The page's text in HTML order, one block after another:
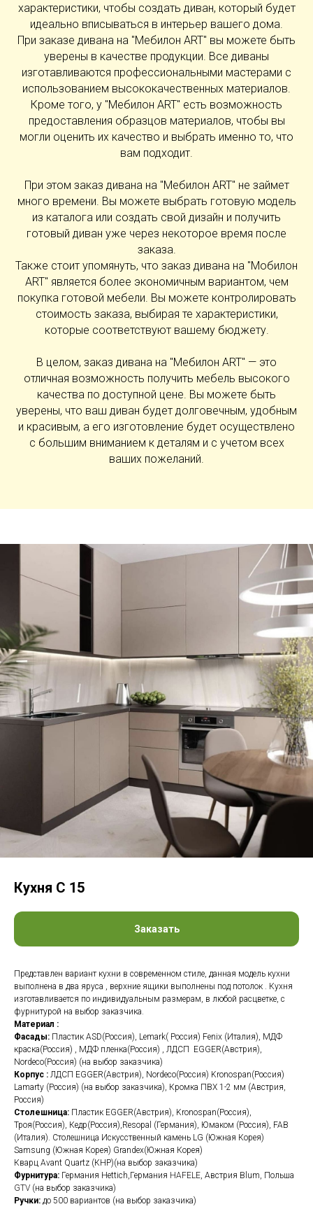
характеристики, чтобы создать диван, который будет
идеально вписываться в интерьер вашего дома.
При заказе дивана на "Мебилон ART" вы можете быть
уверены в качестве продукции. Все диваны
изготавливаются профессиональными мастерами с
использованием высококачественных материалов.
Кроме того, у "Мебилон ART" есть возможность
предоставления образцов материалов, чтобы вы
могли оценить их качество и выбрать именно то, что
вам подходит.
При этом заказ дивана на "Мебилон ART" не займет
много времени. Вы можете выбрать готовую модель
из каталога или создать свой дизайн и получить
готовый диван уже через некоторое время после
заказа.
Также стоит упомянуть, что заказ дивана на "Мобилон
ART" является более экономичным вариантом, чем
покупка готовой мебели. Вы можете контролировать
стоимость заказа, выбирая те характеристики,
которые соответствуют вашему бюджету.
В целом, заказ дивана на "Мебилон ART" — это
отличная возможность получить мебель высокого
качества по доступной цене. Вы можете быть
уверены, что ваш диван будет долговечным, удобным
и красивым, а его изготовление будет осуществлено
с большим вниманием к деталям и с учетом всех
ваших пожеланий.
Кухня С 15
Заказать
Представлен вариант кухни в современном стиле, данная модель кухни
выполнена в два яруса , верхние ящики выполнены под потолок . Кухня
изготавливается по индивидуальным размерам, в любой расцветке, с
фурнитурой на выбор заказчика.
Материал :
Фасады: Пластик ASD(Россия), Lemark( Россия) Fenix (Италия), МДФ
краска(Россия) , МДФ пленка(Россия) , ЛДСП EGGER(Австрия),
Nordeco(Россия) (на выбор заказчика)
Корпус : ЛДСП EGGER(Австрия), Nordeco(Россия) Kronospan(Россия)
Lamarty (Россия) (на выбор заказчика), Кромка ПВХ 1-2 мм (Австрия,
Россия)
Столешница: Пластик EGGER(Австрия), Kronospan(Россия),
Троя(Россия), Кедр(Россия),Resopal (Германия), Юмаком (Россия), FAB
(Италия). Столешница Искусственный камень LG (Южная Корея)
Samsung (Южная Корея) Grandex(Южная Корея)
Кварц Avant Quartz (КНР)(на выбор заказчика)
Фурнитура: Германия Hettich,Германия HAFELE, Австрия Blum, Польша
GTV (на выбор заказчика)
Ручки: до 500 вариантов (на выбор заказчика)